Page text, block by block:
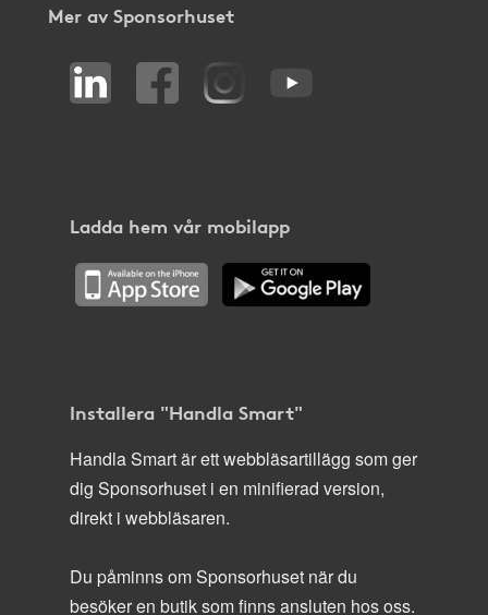
Mer av Sponsorhuset
Ladda hem vår mobilapp
Installera "Handla Smart"
Handla Smart är ett webbläsartillägg som ger
dig Sponsorhuset i en minifierad version,
direkt i webbläsaren.
Du påminns om Sponsorhuset när du
besöker en butik som finns ansluten hos oss.